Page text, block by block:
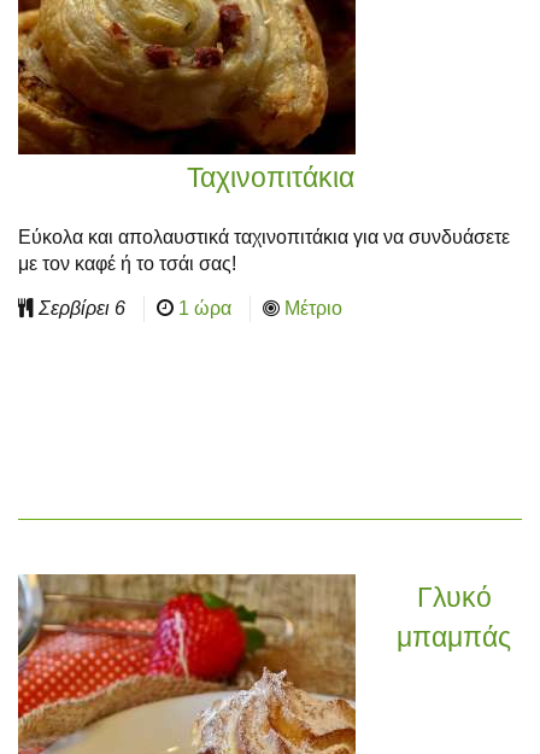
Ταχινοπιτάκια
Εύκολα και απολαυστικά ταχινοπιτάκια για να συνδυάσετε
με τον καφέ ή το τσάι σας!
Σερβίρει 6 1 ώρα Μέτριο
Γλυκό
μπαμπάς